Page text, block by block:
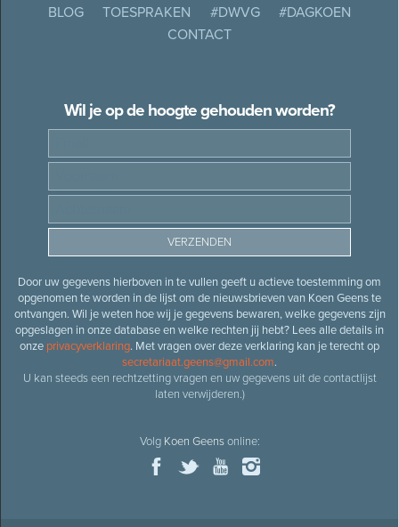
BLOG
TOESPRAKEN #DWVG
#DAGKOEN
CONTACT
Wil je op de hoogte gehouden worden?
Door uw gegevens hierboven in te vullen geeft u actieve toestemming om
opgenomen te worden in de lijst om de nieuwsbrieven van Koen Geens te
ontvangen. Wil je weten hoe wij je gegevens bewaren, welke gegevens zijn
opgeslagen in onze database en welke rechten jij hebt? Lees alle details in
onze privacyverklaring. Met vragen over deze verklaring kan je terecht op
secretariaat.geens@gmail.com.
U kan steeds een rechtzetting vragen en uw gegevens uit de contactlijst
laten verwijderen.)
Volg Koen Geensonline: